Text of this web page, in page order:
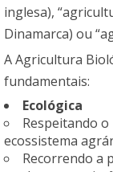
inglesa),
Dinamarca) ou
A Agricultura
fundamentais:
Ecológica
Respeitando
ecossistema
Recorrendo a